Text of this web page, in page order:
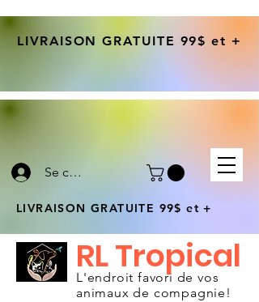
Se connecter
LIVRAISON GRATUITE 99$ et +
L'endroit favori de vos
animaux de compagnie!
RL Tropical
LIVRAISON GRATUITE 99$ et +